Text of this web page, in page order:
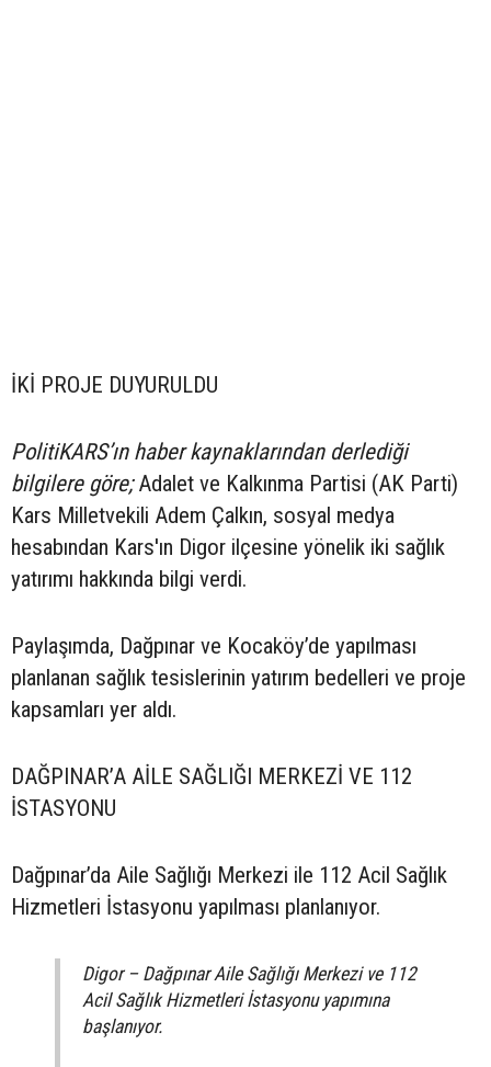
İKİ PROJE DUYURULDU
PolitiKARS’ın haber kaynaklarından derlediği
bilgilere göre;Adalet ve Kalkınma Partisi (AK Parti)
Kars Milletvekili Adem Çalkın, sosyal medya
hesabından Kars'ın Digor ilçesine yönelik iki sağlık
yatırımı hakkında bilgi verdi.
Paylaşımda, Dağpınar ve Kocaköy’de yapılması
planlanan sağlık tesislerinin yatırım bedelleri ve proje
kapsamları yer aldı.
DAĞPINAR’A AİLE SAĞLIĞI MERKEZİ VE 112
İSTASYONU
Dağpınar’da Aile Sağlığı Merkezi ile 112 Acil Sağlık
Hizmetleri İstasyonu yapılması planlanıyor.
Digor – Dağpınar Aile Sağlığı Merkezi ve 112
Acil Sağlık Hizmetleri İstasyonu yapımına
başlanıyor.